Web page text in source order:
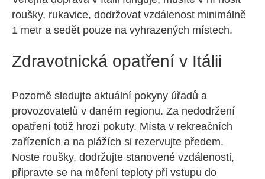
roušky, rukavice, dodržovat vzdálenost minimálně
1 metr a sedět pouze na vyhrazených místech.
Zdravotnická opatření v Itálii
Pozorně sledujte aktuální pokyny úřadů a
provozovatelů v daném regionu. Za nedodržení
opatření totiž hrozí pokuty. Místa v rekreačních
zařízeních a na plážích si rezervujte předem.
Noste roušky, dodržujte stanovené vzdálenosti,
připravte se na měření teploty při vstupu do